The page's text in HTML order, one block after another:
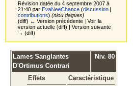
Révision datée du 4 septembre 2007 à
21:40 parEvaNeeChance (discussion |
contributions) (niou dagues)
(diff) ← Version précédente | Voir la
version actuelle (diff) | Version suivante
→ (diff)
navigation
Lames Sanglantes
D'Ortimus Contrari
Niv. 80
Effets
Caractéristique